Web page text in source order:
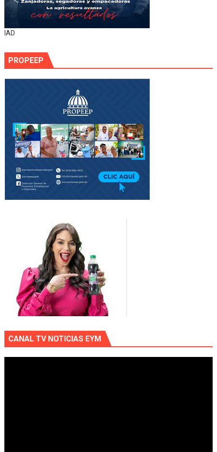
IAD
PROPEEP
CANAL TV NOTICIAS EYM